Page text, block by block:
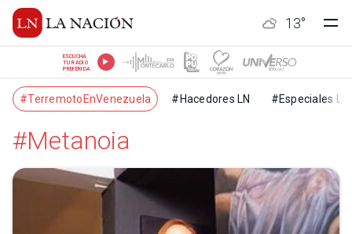
13°
ESCUCHÁ
TU RADIO
PREFERIDA
#TerremotoEnVenezuela #Hacedores LN #Especiales LN
#Metanoia